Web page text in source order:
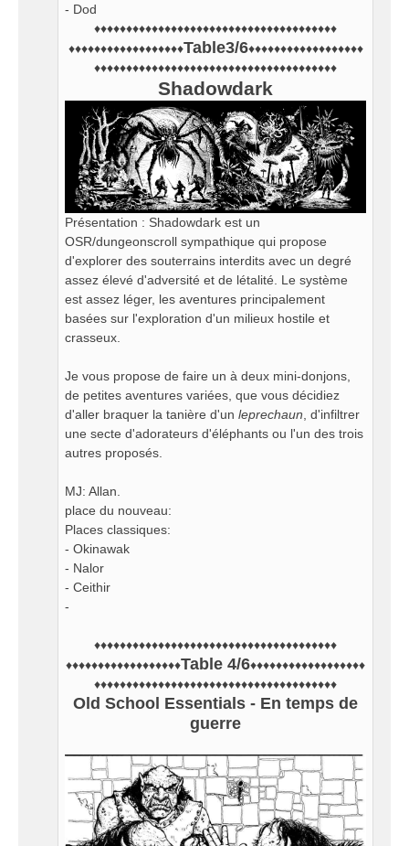
- Dod
♦♦♦♦♦♦♦♦♦♦♦♦♦♦♦♦♦♦♦♦♦♦♦♦♦♦♦♦♦♦♦♦♦♦♦♦♦♦
♦♦♦♦♦♦♦♦♦♦♦♦♦♦♦♦♦♦Table3/6♦♦♦♦♦♦♦♦♦♦♦♦♦♦♦♦♦♦
♦♦♦♦♦♦♦♦♦♦♦♦♦♦♦♦♦♦♦♦♦♦♦♦♦♦♦♦♦♦♦♦♦♦♦♦♦♦
Shadowdark
Présentation : Shadowdark est un
OSR/dungeonscroll sympathique qui propose
d'explorer des souterrains interdits avec un degré
assez élevé d'adversité et de létalité. Le système
est assez léger, les aventures principalement
basées sur l'exploration d'un milieux hostile et
crasseux.
Je vous propose de faire un à deux mini-donjons,
de petites aventures variées, que vous décidiez
d'aller braquer la tanière d'un leprechaun , d'infiltrer
une secte d'adorateurs d'éléphants ou l'un des trois
autres proposés.
MJ: Allan.
place du nouveau:
Places classiques:
- Okinawak
- Nalor
- Ceithir
-
♦♦♦♦♦♦♦♦♦♦♦♦♦♦♦♦♦♦♦♦♦♦♦♦♦♦♦♦♦♦♦♦♦♦♦♦♦♦
♦♦♦♦♦♦♦♦♦♦♦♦♦♦♦♦♦♦Table 4/6♦♦♦♦♦♦♦♦♦♦♦♦♦♦♦♦♦♦
♦♦♦♦♦♦♦♦♦♦♦♦♦♦♦♦♦♦♦♦♦♦♦♦♦♦♦♦♦♦♦♦♦♦♦♦♦♦
Old School Essentials - En temps de
guerre